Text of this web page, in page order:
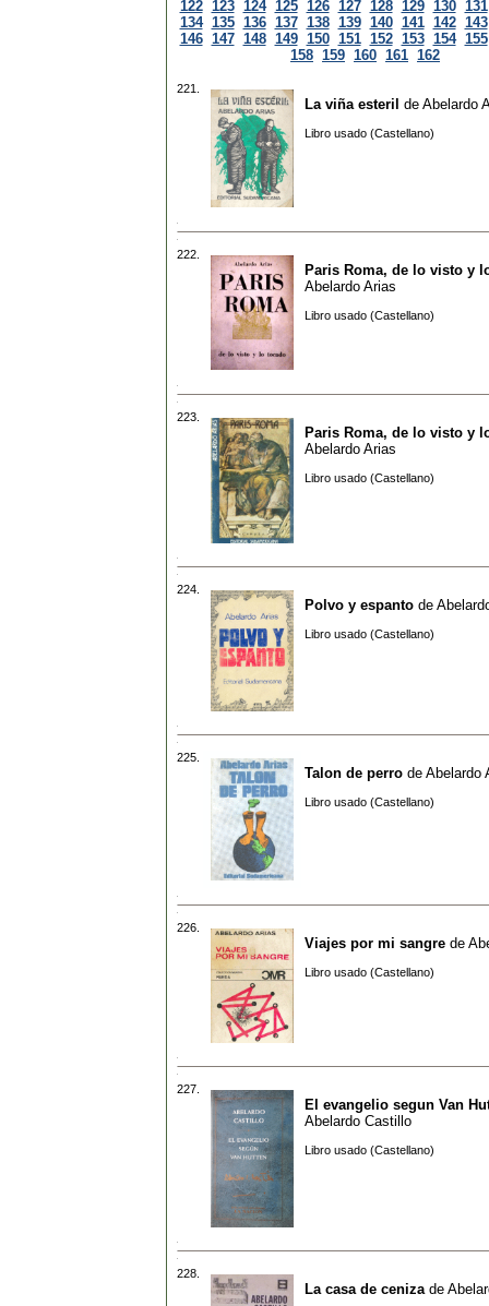
122 123 124 125 126 127 128 129 130 131
134 135 136 137 138 139 140 141 142 143
146 147 148 149 150 151 152 153 154 155
158 159 160 161 162
221.
La viña esteril de Abelardo
Libro usado (Castellano)
222.
Paris Roma, de lo visto y
Abelardo Arias
Libro usado (Castellano)
223.
Paris Roma, de lo visto y
Abelardo Arias
Libro usado (Castellano)
224.
Polvo y espanto de
Libro usado (Castellano)
225.
Talon de perro de Abelardo
Libro usado (Castellano)
226.
Viajes por mi sangre de
Libro usado (Castellano)
227.
El evangelio segun Van
Abelardo Castillo
Libro usado (Castellano)
228.
La casa de ceniza de